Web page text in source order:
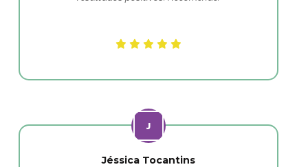
Jéssica Tocantins